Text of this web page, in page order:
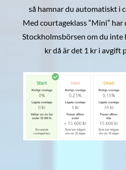
så hamnar du automatiskt i
Med courtageklass “Mini” har
Stockholmsbörsen om du
kr då är det 1 kr i avgift